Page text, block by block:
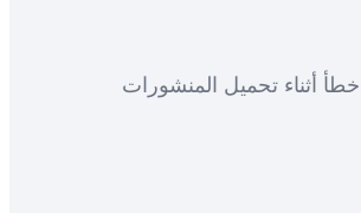
أثناء تحميل المنشورات